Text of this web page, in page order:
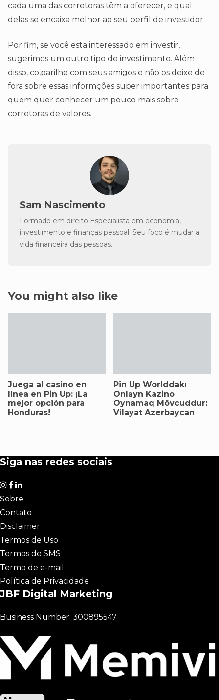
cada uma das corretoras têm a oferecer, e qual
delas se encaixa melhor ao seu perfil de investidor.
Por fim, se você esta interessado em investir,
sugerimos um outro tipo de investimento. Além
disso, co,parilhe com seus amigos e não os deixe de
fora sobre essas informções super importantes para
quem quer conhecer um pouco mais sobre
corretoras de valores.
Sam Nascimento
Formado em direito Especialista em economia,
investimento e finanças pessoal. Seu foco é mudar a
vida financeira das pessoas.
You might also like
Juega al casino en
línea en Pin Up: ¡La
mejor opción para
Honduras!
Pin Up Worlddakı
Onlayn Kazino
Oynamaq Mövcuddur:
Vilayat Azerbaycan
Siga nas redes sociais
Sobre
Contato
Disclaimer
Termos de Uso
Termos de SMS
Termo de e-mail
Política de Privacidade
JBF Digital Marketing
Business Number: 300895547